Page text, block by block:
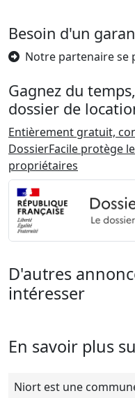
Besoin d'un
Notre partenaire se
Gagnez du
dossier de
Entièrement gratuit,
DossierFacile protège
propriétaires
D'autres
intéresser
En savoir plus
Niort est une